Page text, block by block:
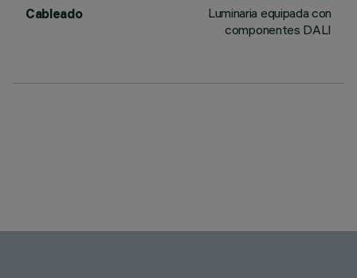
Cableado
Luminaria equipada con
componentes DALI